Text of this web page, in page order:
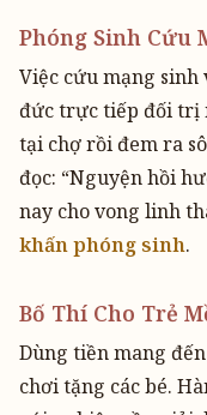
Phóng Sinh Cứu
Việc cứu mạng sinh
đức trực tiếp đối trị
tại chợ rồi đem ra
đọc: “Nguyện hồi
nay cho vong linh
khấn phóng sinh.
Bố Thí Cho Trẻ
Dùng tiền mang
chơi tặng các bé.